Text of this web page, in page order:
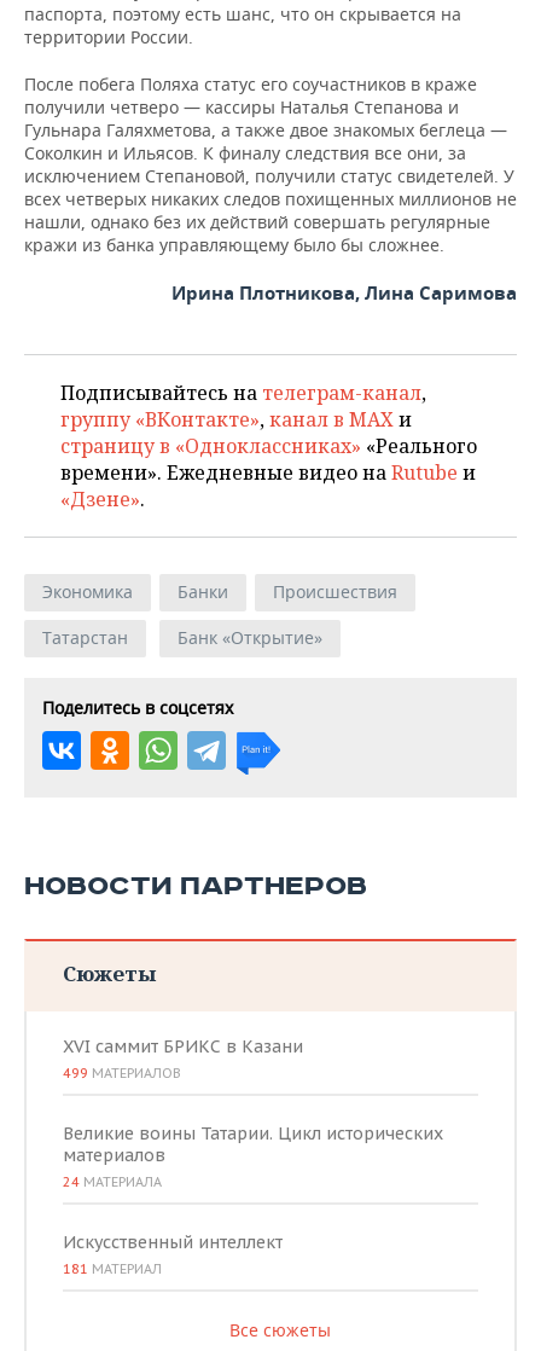
паспорта, поэтому есть шанс, что он скрывается на
территории России.
После побега Поляха статус его соучастников в краже
получили четверо — кассиры Наталья Степанова и
Гульнара Галяхметова, а также двое знакомых беглеца —
Соколкин и Ильясов. К финалу следствия все они, за
исключением Степановой, получили статус свидетелей. У
всех четверых никаких следов похищенных миллионов не
нашли, однако без их действий совершать регулярные
кражи из банка управляющему было бы сложнее.
Ирина Плотникова, Лина Саримова
Подписывайтесь на телеграм-канал,
группу «ВКонтакте»,канал в MAXи
страницу в «Одноклассниках» «Реального
времени». Ежедневные видео наRutube и
«Дзене».
Экономика Банки
Происшествия
Татарстан
Банк «Открытие»
Поделитесь в соцсетях
НОВОСТИ ПАРТНЕРОВ
Сюжеты
XVI саммит БРИКС в Казани
499 МАТЕРИАЛОВ
Великие воины Татарии. Цикл исторических
материалов
24 МАТЕРИАЛА
Искусственный интеллект
181 МАТЕРИАЛ
Все сюжеты